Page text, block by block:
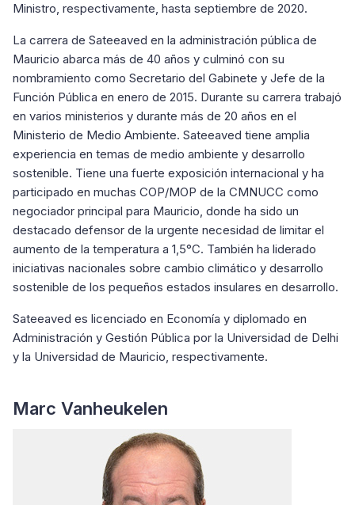
Ministro, respectivamente, hasta septiembre de 2020.
La carrera de Sateeaved en la administración pública de
Mauricio abarca más de 40 años y culminó con su
nombramiento como Secretario del Gabinete y Jefe de la
Función Pública en enero de 2015. Durante su carrera trabajó
en varios ministerios y durante más de 20 años en el
Ministerio de Medio Ambiente. Sateeaved tiene amplia
experiencia en temas de medio ambiente y desarrollo
sostenible. Tiene una fuerte exposición internacional y ha
participado en muchas COP/MOP de la CMNUCC como
negociador principal para Mauricio, donde ha sido un
destacado defensor de la urgente necesidad de limitar el
aumento de la temperatura a 1,5°C. También ha liderado
iniciativas nacionales sobre cambio climático y desarrollo
sostenible de los pequeños estados insulares en desarrollo.
Sateeaved es licenciado en Economía y diplomado en
Administración y Gestión Pública por la Universidad de Delhi
y la Universidad de Mauricio, respectivamente.
Marc Vanheukelen